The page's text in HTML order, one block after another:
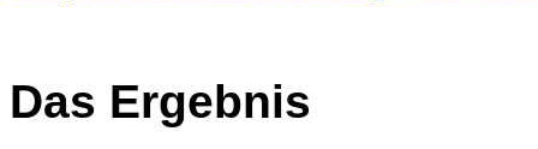
Das Ergebnis